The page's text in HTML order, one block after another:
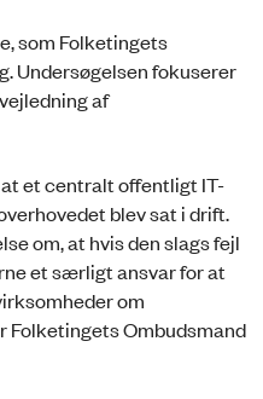
som Folketingets
Undersøgelsen fokuserer
af
et centralt offentligt IT-
blev sat i drift.
om, at hvis den slags fejl
et særligt ansvar for at
om
Folketingets Ombudsmand